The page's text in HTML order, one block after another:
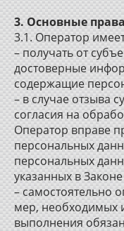
3. Основные
3.1. Оператор
– получать от
достоверные
содержащие
– в случае отзыва
согласия на
Оператор вправе
персональных
персональных
указанных в
– самостоятельно
мер, необходимых
выполнения